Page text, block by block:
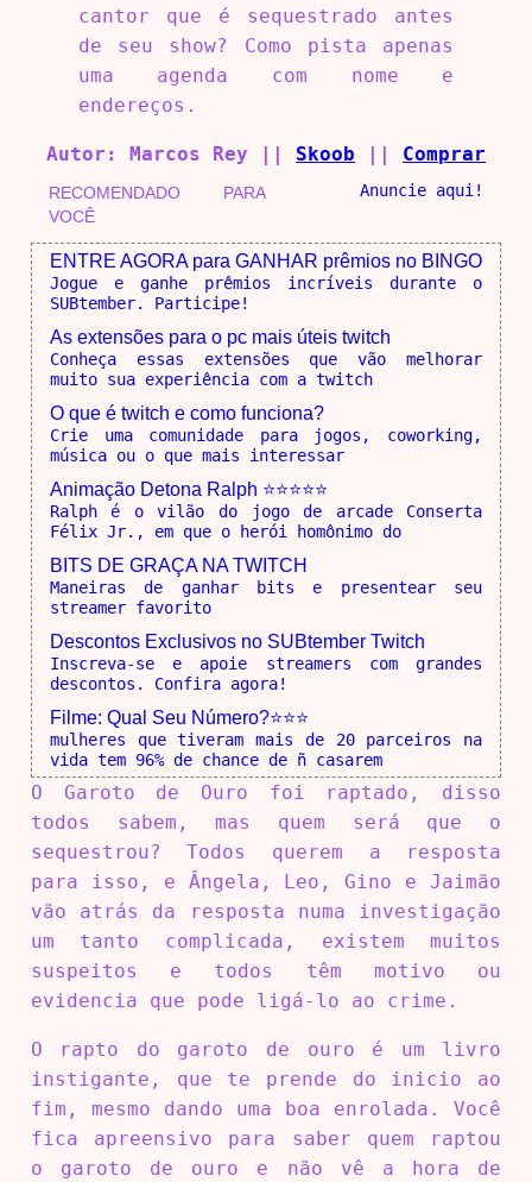
cantor que é sequestrado antes
de seu show? Como pista apenas
uma agenda com nome e
endereços.
Autor: Marcos Rey || Skoob Comprar
RECOMENDADO PARA
VOCÊ
Anuncie aqui!
ENTRE AGORA para GANHAR prêmios no BINGO
Jogue e ganhe prêmios incríveis durante o
SUBtember. Participe!
As extensões para o pc mais úteis twitch
Conheça essas extensões que vão melhorar
muito sua experiência com a twitch
O que é twitch e como funciona?
Crie uma comunidade para jogos, coworking,
música ou o que mais interessar
Animação Detona Ralph ⭐⭐⭐⭐⭐
Ralph é o vilão do jogo de arcade Conserta
Félix Jr., em que o herói homônimo do
BITS DE GRAÇA NA TWITCH
Maneiras de ganhar bits e presentear seu
streamer favorito
Descontos Exclusivos no SUBtember Twitch
Inscreva-se e apoie streamers com grandes
descontos. Confira agora!
Filme: Qual Seu Número?⭐⭐⭐
mulheres que tiveram mais de 20 parceiros na
vida tem 96% de chance de ñ casarem
O Garoto de Ouro foi raptado, disso
todos sabem, mas quem será que o
sequestrou? Todos querem a resposta
para isso, e Ângela, Leo, Gino e Jaimão
vão atrás da resposta numa investigação
um tanto complicada, existem muitos
suspeitos e todos têm motivo ou
evidencia que pode ligá-lo ao crime.
O rapto do garoto de ouro é um livro
instigante, que te prende do inicio ao
fim, mesmo dando uma boa enrolada. Você
fica apreensivo para saber quem raptou
o garoto de ouro e não vê a hora de